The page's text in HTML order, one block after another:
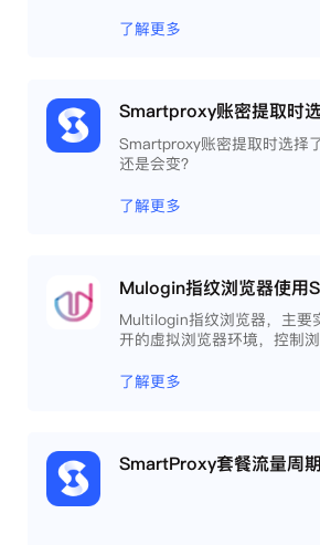
了解更多
Smartproxy账密提取时选择
还是会变？
了解更多
Mulogin指纹浏览器使用
Multilogin指纹浏览器，主要
开的虚拟浏览器环境，控制
程，开发网络自动化等。
了解更多
SmartProxy套餐流量周